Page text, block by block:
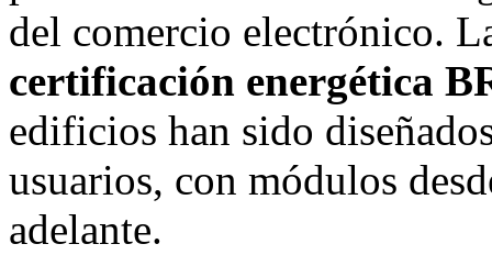
del comercio electrónico.
certificación energética
edificios han sido
usuarios, con módulos
adelante.